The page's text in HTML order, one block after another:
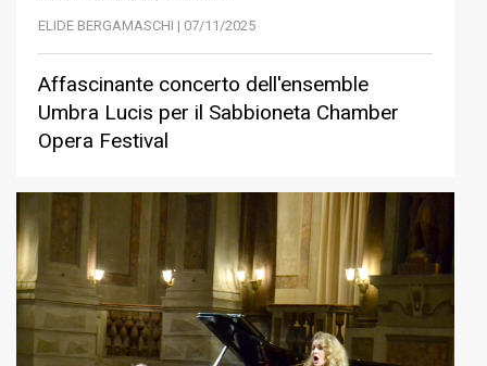
ELIDE BERGAMASCHI | 07/11/2025
Affascinante concerto dell'ensemble
Umbra Lucis per il Sabbioneta Chamber
Opera Festival